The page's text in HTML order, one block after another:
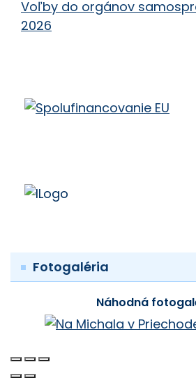
Voľby do orgánov
2026
Fotogaléria
Náhodná